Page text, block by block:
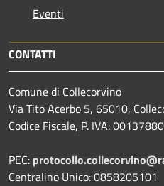
Eventi
CONTATTI
Comune di Collecorvino
Via Tito Acerbo 5, 65010,
Codice Fiscale, P. IVA:
PEC:
Centralino Unico: 0858205101